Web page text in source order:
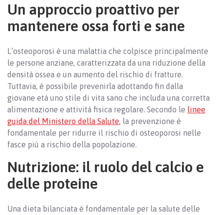
Un approccio proattivo per
mantenere ossa forti e sane
L’osteoporosi è una malattia che colpisce principalmente
le persone anziane, caratterizzata da una riduzione della
densità ossea e un aumento del rischio di fratture.
Tuttavia, è possibile prevenirla adottando fin dalla
giovane età uno stile di vita sano che includa una corretta
alimentazione e attività fisica regolare. Secondo le linee
guida del Ministero della Salute, la prevenzione è
fondamentale per ridurre il rischio di osteoporosi nelle
fasce più a rischio della popolazione.
Nutrizione: il ruolo del calcio e
delle proteine
Una dieta bilanciata è fondamentale per la salute delle